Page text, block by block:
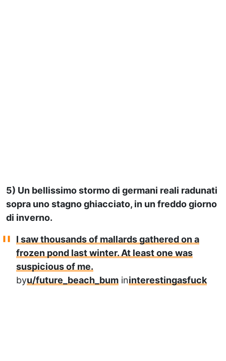
5) Un bellissimo stormo di germani reali radunati
sopra uno stagno ghiacciato, in un freddo giorno
di inverno.
I saw thousands of mallards gathered on a
frozen pond last winter. At least one was
suspicious of me.
byu/future_beach_bum ininterestingasfuck